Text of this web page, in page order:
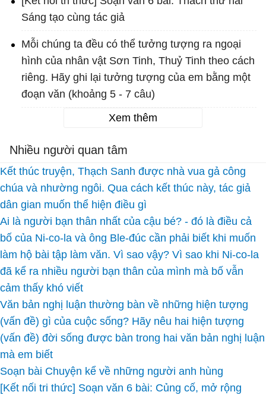
Sáng tạo cùng tác giả
Mỗi chúng ta đều có thể tưởng tượng ra ngoại
hình của nhân vật Sơn Tinh, Thuỷ Tinh theo cách
riêng. Hãy ghi lại tưởng tượng của em bằng một
đoạn văn (khoảng 5 - 7 câu)
Xem thêm
Nhiều người quan tâm
Kết thúc truyện, Thạch Sanh được nhà vua gả công
chúa và nhường ngôi. Qua cách kết thúc này, tác giả
dân gian muốn thể hiện điều gì
Ai là người bạn thân nhất của cậu bé? - đó là điều cả
bố của Ni-co-la và ông Ble-đúc cần phải biết khi muốn
làm hộ bài tập làm văn. Vì sao vậy? Vì sao khi Ni-co-la
đã kể ra nhiều người bạn thân của mình mà bố vẫn
cảm thấy khó viết
Văn bản nghị luận thường bàn về những hiện tượng
(vấn đề) gì của cuộc sống? Hãy nêu hai hiện tượng
(vấn đề) đời sống được bàn trong hai văn bản nghị luận
mà em biết
Soạn bài Chuyện kể về những người anh hùng
[Kết nối tri thức] Soạn văn 6 bài: Củng cố, mở rộng